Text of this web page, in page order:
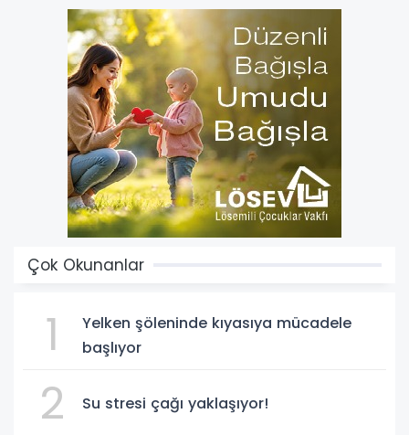
Çok Okunanlar
1
Yelken şöleninde kıyasıya mücadele
başlıyor
2 Su stresi çağı yaklaşıyor!